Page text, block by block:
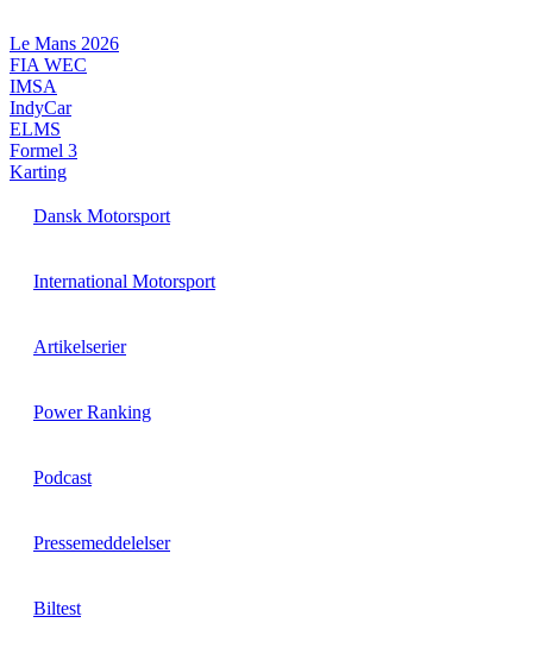
til
indhold
Le Mans 2026
FIA WEC
IMSA
IndyCar
ELMS
Formel 3
Karting
Dansk Motorsport
International Motorsport
Artikelserier
Power Ranking
Podcast
Pressemeddelelser
Biltest